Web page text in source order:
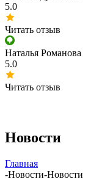
5.0
Читать отзыв
Наталья Романова
5.0
Читать отзыв
Новости
Главная
-Новости-Новости